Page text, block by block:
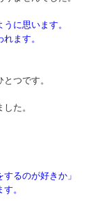
に思います。
ます。
つです。
た。
るのが好きか」
。